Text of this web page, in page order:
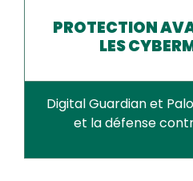
PROTECTION
LES
Digital Guardian et
et la défense